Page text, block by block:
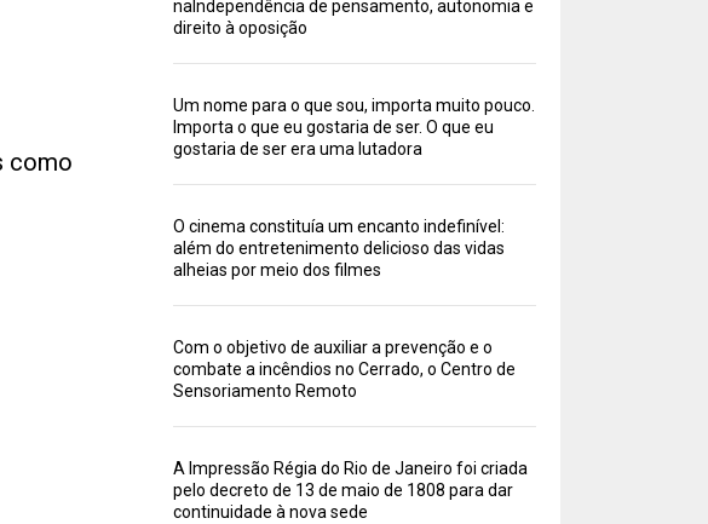
como
naIndependência de pensamento, autonomia e
direito à oposição
Um nome para o que sou, importa muito pouco.
Importa o que eu gostaria de ser. O que eu
gostaria de ser era uma lutadora
O cinema constituía um encanto indefinível:
além do entretenimento delicioso das vidas
alheias por meio dos filmes
Com o objetivo de auxiliar a prevenção e o
combate a incêndios no Cerrado, o Centro de
Sensoriamento Remoto
A Impressão Régia do Rio de Janeiro foi criada
pelo decreto de 13 de maio de 1808 para dar
continuidade à nova sede